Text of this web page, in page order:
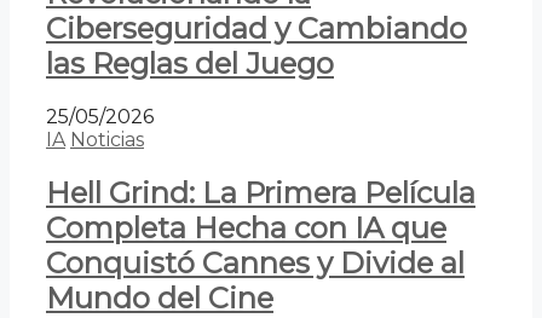
Ciberseguridad y Cambiando
las Reglas del Juego
25/05/2026
IA Noticias
Hell Grind: La Primera Película
Completa Hecha con IA que
Conquistó Cannes y Divide al
Mundo del Cine